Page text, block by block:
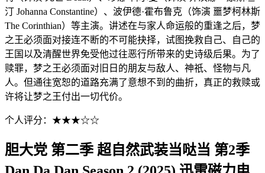
汀 Johanna Constantine）、波伊德·霍布鲁克（饰演 噩梦柯林斯
The Corinthian）等主演。讲述在与家人命运般的重逢之后，梦
之王必须面对接连不断的不可能抉择，试图挽救自己、自己的
王国以及清醒世界免受他过往恶行所带来的史诗级后果。为了
赎罪，梦之王必须面对旧日的朋友与敌人、神祇、怪物与凡
人。但通往宽恕的道路充满了意想不到的曲折，真正的救赎或
许将让梦之王付出一切代价。
个人评分：★★★☆☆
胆大党 第二季 超自然武装当哒当 第2季